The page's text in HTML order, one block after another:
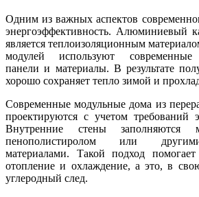
Одним из важных аспектов
энергоэффективность. Алюминиевый
является теплоизоляционным
модулей используют современные
панели и материалы. В результате
хорошо сохраняет тепло зимой и
Современные модульные дома из
проектируются с учетом требований
Внутренние стены заполняются
пенополистиролом или
материалами. Такой подход
отопление и охлаждение, а это, в
углеродный след.